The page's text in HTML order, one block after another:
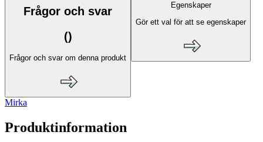
Frågor och svar
()
Frågor och svar om denna produkt
Egenskaper
Gör ett val för att se egenskaper
Mirka
Produktinformation